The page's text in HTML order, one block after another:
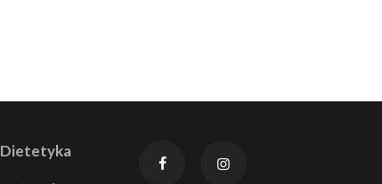
Dietetyka